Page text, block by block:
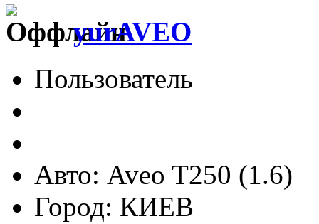
yurAVEO
Пользователь
Авто: Aveo T250 (1.6)
Город: КИЕВ